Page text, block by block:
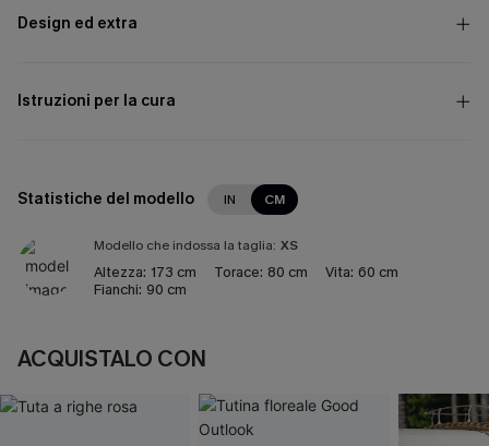
Design ed extra
Istruzioni per la cura
Statistiche del modello IN CM
Modello che indossa la taglia: XS
Altezza: 173 cm Torace: 80 cm Vita: 60 cm
Fianchi: 90 cm
ACQUISTALO CON